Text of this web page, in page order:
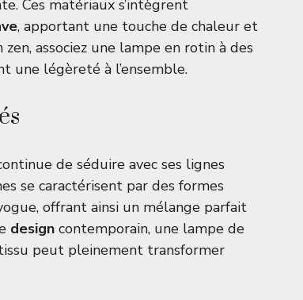
Ces matériaux s’intègrent
, apportant une touche de chaleur et
associez une lampe en rotin à des
une légèreté à l’ensemble.
de séduire avec ses lignes
se caractérisent par des formes
offrant ainsi un mélange parfait
design contemporain, une lampe de
peut pleinement transformer